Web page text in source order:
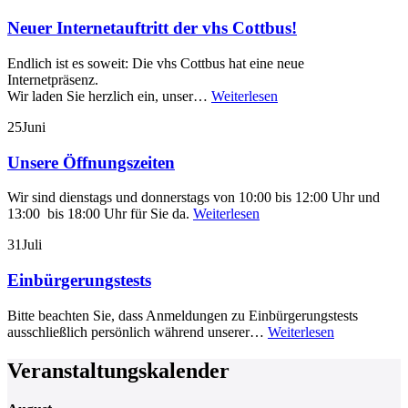
Neuer Internetauftritt der vhs Cottbus!
Endlich ist es soweit: Die vhs Cottbus hat eine neue
Internetpräsenz.
Wir laden Sie herzlich ein, unser… Weiterlesen
25Juni
Unsere Öffnungszeiten
Wir sind dienstags und donnerstags von 10:00 bis 12:00 Uhr und
13:00 bis 18:00 Uhr für Sie da. Weiterlesen
31Juli
Einbürgerungstests
Bitte beachten Sie, dass Anmeldungen zu Einbürgerungstests
ausschließlich persönlich während unserer… Weiterlesen
Veranstaltungskalender